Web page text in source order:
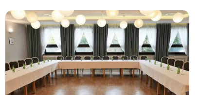
Sala Jaśminowa